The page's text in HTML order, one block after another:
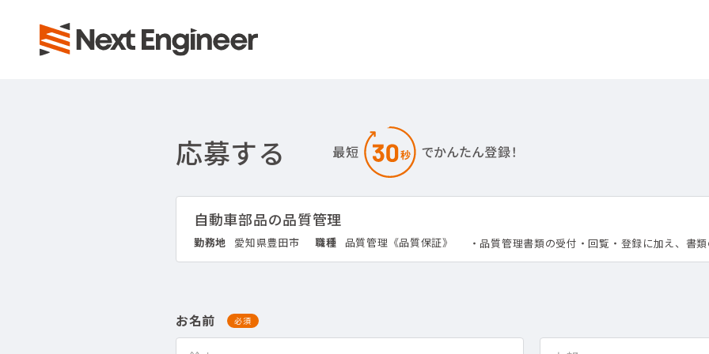
応募する
自動車部品の品質管理
勤務地 愛知県豊田市 職種 品質管理《品質保証》 ・品質管理書類の受付・回覧・登録に加え、書
お名前 必須